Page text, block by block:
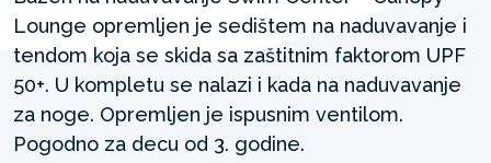
Lounge opremljen je sedištem na naduvavanje i
tendom koja se skida sa zaštitnim faktorom UPF
50+. U kompletu se nalazi i kada na naduvavanje
za noge. Opremljen je ispusnim ventilom.
Pogodno za decu od 3. godine.